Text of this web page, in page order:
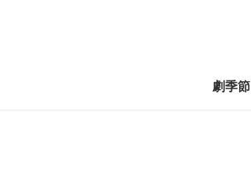
劇季